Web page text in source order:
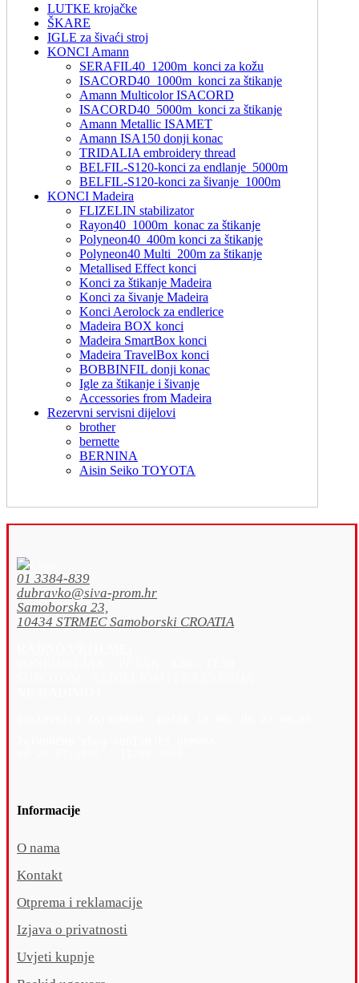
LUTKE krojačke
ŠKARE
IGLE za šivaći stroj
KONCI Amann
SERAFIL40_1200m_konci za kožu
ISACORD40_1000m_konci za štikanje
Amann Multicolor ISACORD
ISACORD40_5000m_konci za štikanje
Amann Metallic ISAMET
Amann ISA150 donji konac
TRIDALIA embroidery thread
BELFIL-S120-konci za endlanje_5000m
BELFIL-S120-konci za šivanje_1000m
KONCI Madeira
FLIZELIN stabilizator
Rayon40_1000m_konac za štikanje
Polyneon40_400m konci za štikanje
Polyneon40 Multi_200m za štikanje
Metallised Effect konci
Konci za štikanje Madeira
Konci za šivanje Madeira
Konci Aerolock za endlerice
Madeira BOX konci
Madeira SmartBox konci
Madeira TravelBox konci
BOBBINFIL donji konac
Igle za štikanje i šivanje
Accessories from Madeira
Rezervni servisni dijelovi
brother
bernette
BERNINA
Aisin Seiko TOYOTA
01 3384-839
dubravko@siva-prom.hr
Samoborska 23,
10434 STRMEC Samoborski CROATIA
Informacije
O nama
Kontakt
Otprema i reklamacije
Izjava o privatnosti
Uvjeti kupnje